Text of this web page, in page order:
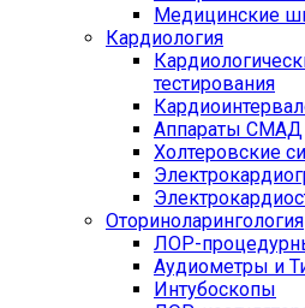
Медицинские
Кардиология
тестирования
Аппараты СМАД
Холтеровские
Оториноларингология
ЛОР-
Аудиометры и
Интубоскопы